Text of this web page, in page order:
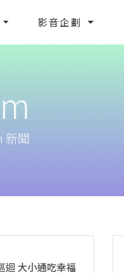
影音企劃
新聞
迴 大小通吃幸福